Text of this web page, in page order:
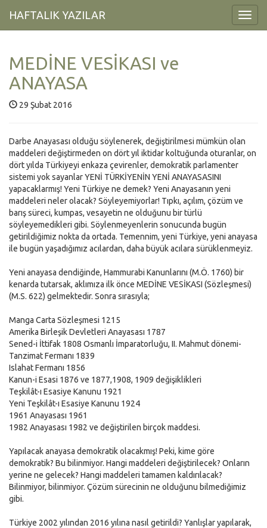
HAFTALIK YAZILAR
MEDİNE VESİKASI ve
ANAYASA
29 Şubat 2016
Darbe Anayasası olduğu söylenerek, değiştirilmesi mümkün olan
maddeleri değiştirmeden on dört yıl iktidar koltuğunda oturanlar, on
dört yılda Türkiyeyi enkaza çevirenler, demokratik parlamenter
sistemi yok sayanlar YENİ TÜRKİYENİN YENİ ANAYASASINI
yapacaklarmış! Yeni Türkiye ne demek? Yeni Anayasanın yeni
maddeleri neler olacak? Söyleyemiyorlar! Tıpkı, açılım, çözüm ve
barış süreci, kumpas, vesayetin ne olduğunu bir türlü
söyleyemedikleri gibi. Söylenmeyenlerin sonucunda bugün
getirildiğimiz nokta da ortada. Temennim, yeni Türkiye, yeni anayasa
ile bugün yaşadığımız acılardan, daha büyük acılara sürüklenmeyiz.
Yeni anayasa dendiğinde, Hammurabi Kanunlarını (M.Ö. 1760) bir
kenarda tutarsak, aklımıza ilk önce MEDİNE VESİKASI (Sözleşmesi)
(M.S. 622) gelmektedir. Sonra sırasıyla;
Manga Carta Sözleşmesi 1215
Amerika Birleşik Devletleri Anayasası 1787
Sened-i İttifak 1808 Osmanlı İmparatorluğu, II. Mahmut dönemi-
Tanzimat Fermanı 1839
Islahat Fermanı 1856
Kanun-i Esasi 1876 ve 1877,1908, 1909 değişiklikleri
Teşkilât-ı Esasiye Kanunu 1921
Yeni Teşkilât-ı Esasiye Kanunu 1924
1961 Anayasası 1961
1982 Anayasası 1982 ve değiştirilen birçok maddesi.
Yapılacak anayasa demokratik olacakmış! Peki, kime göre
demokratik? Bu bilinmiyor. Hangi maddeleri değiştirilecek? Onların
yerine ne gelecek? Hangi maddeleri tamamen kaldırılacak?
Bilinmiyor, bilinmiyor. Çözüm sürecinin ne olduğunu bilmediğimiz
gibi.
Türkiye 2002 yılından 2016 yılına nasıl getirildi? Yanlışlar yapılarak,